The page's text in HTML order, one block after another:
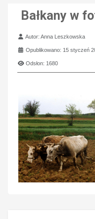
Bałkany w
Szczegóły
Autor:Anna Leszkowska
Opublikowano: 15 styczeń
Odsłon: 1680